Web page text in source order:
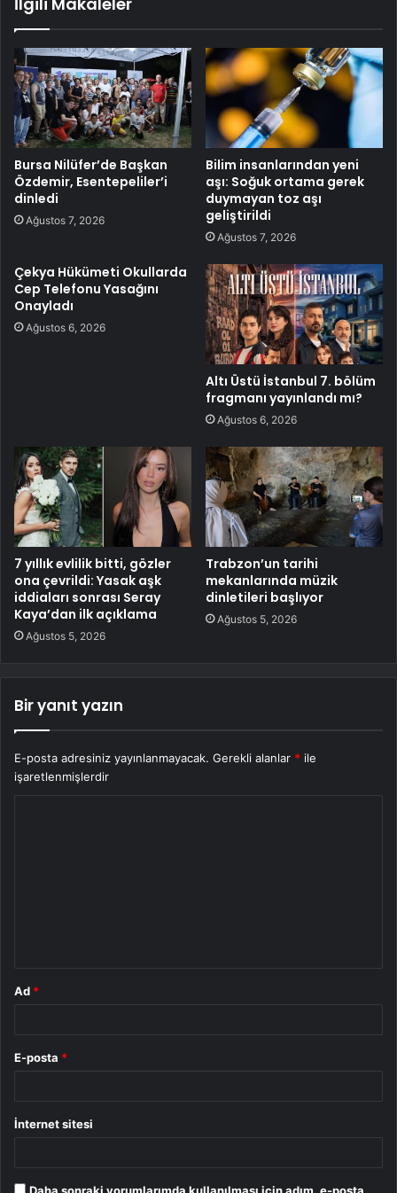
Bursa Nilüfer’de Başkan
Özdemir, Esentepeliler’i
dinledi
Ağustos 7, 2026
Bilim insanlarından yeni
aşı: Soğuk ortama gerek
duymayan toz aşı
geliştirildi
Ağustos 7, 2026
Çekya Hükümeti Okullarda
Cep Telefonu Yasağını
Onayladı
Ağustos 6, 2026
Altı Üstü İstanbul 7. bölüm
fragmanı yayınlandı mı?
Ağustos 6, 2026
7 yıllık evlilik bitti, gözler
ona çevrildi: Yasak aşk
iddiaları sonrası Seray
Kaya’dan ilk açıklama
Ağustos 5, 2026
Trabzon’un tarihi
mekanlarında müzik
dinletileri başlıyor
Ağustos 5, 2026
Bir yanıt yazın
E-posta adresiniz yayınlanmayacak. Gerekli alanlar * ile
işaretlenmişlerdir
Ad *
E-posta *
İnternet sitesi
Daha sonraki yorumlarımda kullanılması için adım, e-posta